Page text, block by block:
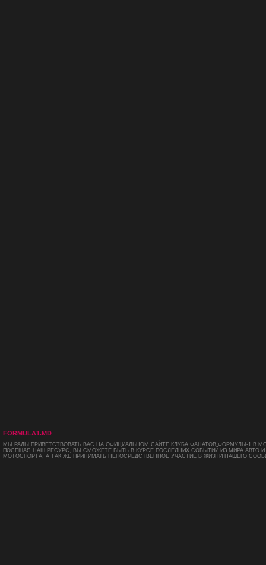
FORMULA1.MD
МЫ РАДЫ ПРИВЕТСТВОВАТЬ ВАС НА ОФИЦИАЛЬНОМ САЙТЕ КЛУБА ФАНАТОВ ФОРМУЛЫ-1 В
ПОСЕЩАЯ НАШ РЕСУРС, ВЫ СМОЖЕТЕ БЫТЬ В КУРСЕ ПОСЛЕДНИХ СОБЫТИЙ ИЗ МИРА АВТО И
МОТОСПОРТА, А ТАК ЖЕ ПРИНИМАТЬ НЕПОСРЕДСТВЕННОЕ УЧАСТИЕ В ЖИЗНИ НАШЕГО